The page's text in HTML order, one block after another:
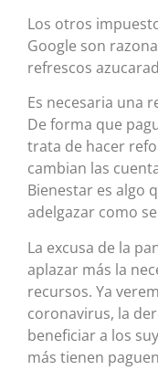
Los otros
Google son
refrescos
Es necesaria una
De forma que
trata de hacer
cambian las
Bienestar es algo
adelgazar como
La excusa de la
aplazar más la
recursos. Ya
coronavirus, la
beneficiar a los
más tienen